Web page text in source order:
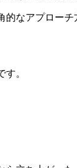
なアプローチ
。